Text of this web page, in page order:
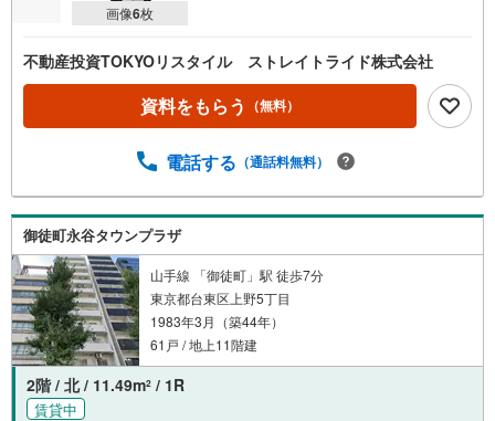
画像6枚
不動産投資TOKYOリスタイル ストレイトライド株式会社
資料をもらう （無料）
電話する （通話料無料）
御徒町永谷タウンプラザ
山手線 「御徒町」駅 徒歩7分
東京都台東区上野5丁目
1983年3月（築44年）
61戸 / 地上11階建
2階 / 北 / 11.49m2 / 1R
賃貸中